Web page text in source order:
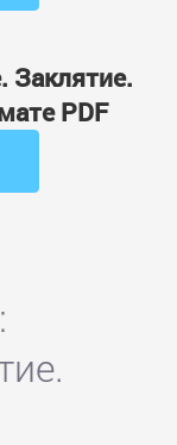
Заклятие.
PDF